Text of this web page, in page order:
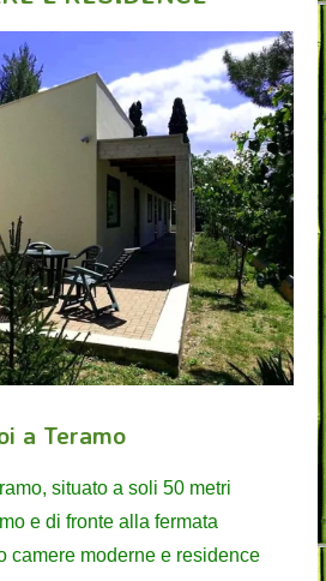
a Teramo
situato a soli 50 metri
e di fronte alla fermata
camere moderne e residence